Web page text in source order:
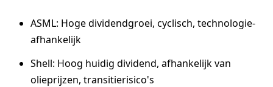
ASML: Hoge dividendgroei, cyclisch, technologie-
afhankelijk
Shell: Hoog huidig dividend, afhankelijk van
olieprijzen, transitierisico's